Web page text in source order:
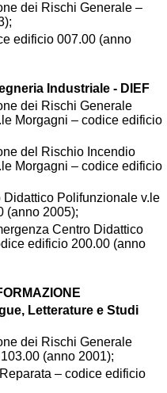
Rischi Generale –
007.00 (anno
Industriale - DIEF
Rischi Generale
Morgagni – codice edificio
Rischio Incendio
Morgagni – codice edificio
Polifunzionale v.le
(anno 2005);
Centro Didattico
edificio 200.00 (anno
Letterature e Studi
Rischi Generale
(anno 2001);
– codice edificio